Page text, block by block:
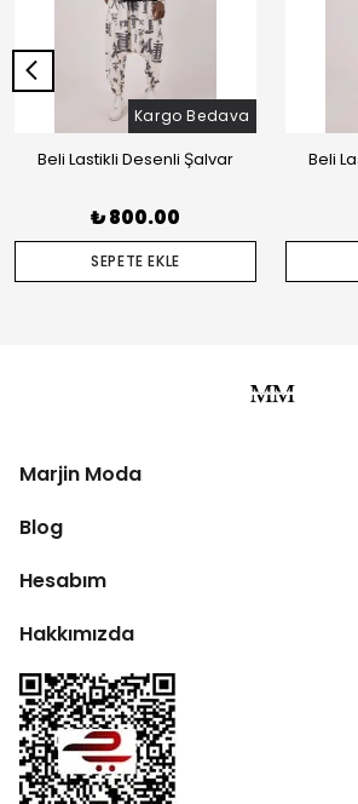
Kargo Bedava
Beli Lastikli Desenli Şalvar
₺ 800.00
SEPETE EKLE
Beli
Marjin Moda
Blog
Hesabım
Hakkımızda